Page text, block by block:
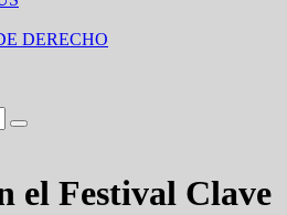
DERECHO
el Festival Clave